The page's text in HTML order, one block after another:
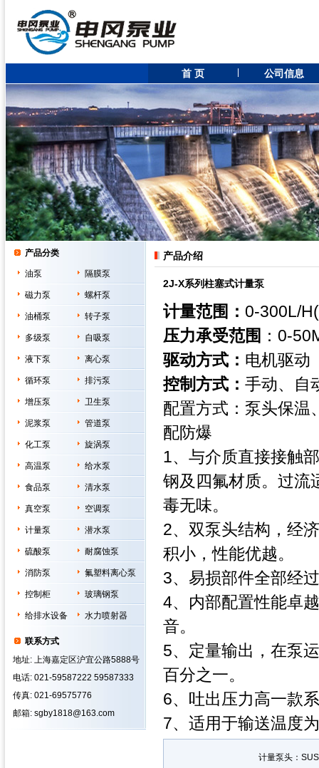
首 页 公司信息
产品分类
油泵 隔膜泵
磁力泵 螺杆泵
油桶泵 转子泵
多级泵 自吸泵
液下泵 离心泵
循环泵 排污泵
增压泵 卫生泵
泥浆泵 管道泵
化工泵 旋涡泵
高温泵 给水泵
食品泵 清水泵
真空泵 空调泵
计量泵 潜水泵
硫酸泵 耐腐蚀泵
消防泵 氟塑料离心泵
控制柜 玻璃钢泵
给排水设备 水力喷射器
联系方式
地址: 上海嘉定区沪宜公路5888号
电话: 021-59587222 59587333
传真: 021-69575776
邮箱: sgby1818@163.com
产品介绍
2J-X系列柱塞式计量泵
计量范围： 0-300L/
压力承受范围 ：0-
驱动方式： 电机驱动
控制方式： 手动、自
配置方式：泵头保温
配防爆
1、与介质直接接触
钢及四氟材质。过流
毒无味。
2、双泵头结构，经
积小，性能优越。
3、易损部件全部经
4、内部配置性能卓
音。
5、定量输出，在泵
百分之一。
6、吐出压力高一款
7、适用于输送温度
计量泵头：